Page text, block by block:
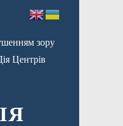
зору
Центрів